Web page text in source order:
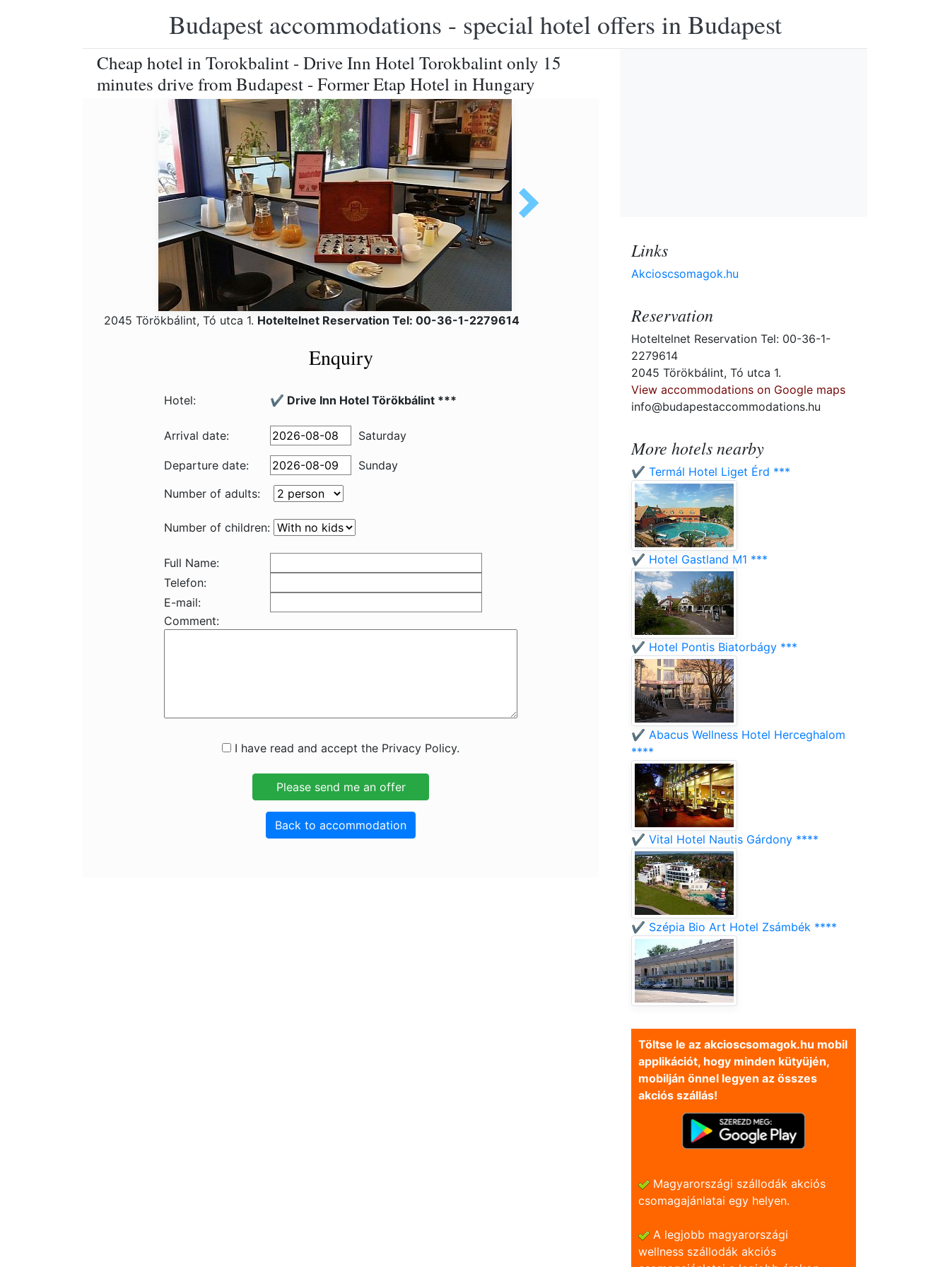
Budapest accommodations - special hotel offers in Budapest
Cheap hotel in Torokbalint - Drive Inn Hotel Torokbalint only 15
minutes drive from Budapest - Former Etap Hotel in Hungary
2045 Törökbálint, Tó utca 1. Hoteltelnet Reservation Tel: 00-36-1-2279614
Enquiry
Hotel: ✔️ Drive Inn Hotel Törökbálint ***
Arrival date: Saturday
Departure date:
Sunday
Number of adults:
Number of children:
Full Name:
Telefon:
E-mail:
Comment:
I have read and accept the Privacy Policy.
Back to accommodation
Links
Akcioscsomagok.hu
Reservation
Hoteltelnet Reservation Tel: 00-36-1-
2279614
2045 Törökbálint, Tó utca 1.
View accommodations on Google maps
info@budapestaccommodations.hu
More hotels nearby
✔️ Termál Hotel Liget Érd ***
✔️ Hotel Gastland M1 ***
✔️ Hotel Pontis Biatorbágy ***
✔️ Abacus Wellness Hotel Herceghalom
****
✔️ Vital Hotel Nautis Gárdony ****
✔️ Szépia Bio Art Hotel Zsámbék ****
Töltse le az akcioscsomagok.hu mobil
applikációt, hogy minden kütyüjén,
mobilján önnel legyen az összes
akciós szállás!
Magyarországi szállodák akciós
csomagajánlatai egy helyen.
A legjobb magyarországi
wellness szállodák akciós